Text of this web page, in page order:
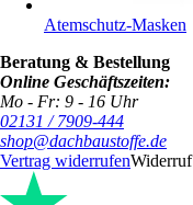
Atemschutz-Masken
Beratung & Bestellung
Online Geschäftszeiten:
Mo - Fr: 9 - 16 Uhr
02131 / 7909-444
shop@dachbaustoffe.de
Vertrag widerrufen